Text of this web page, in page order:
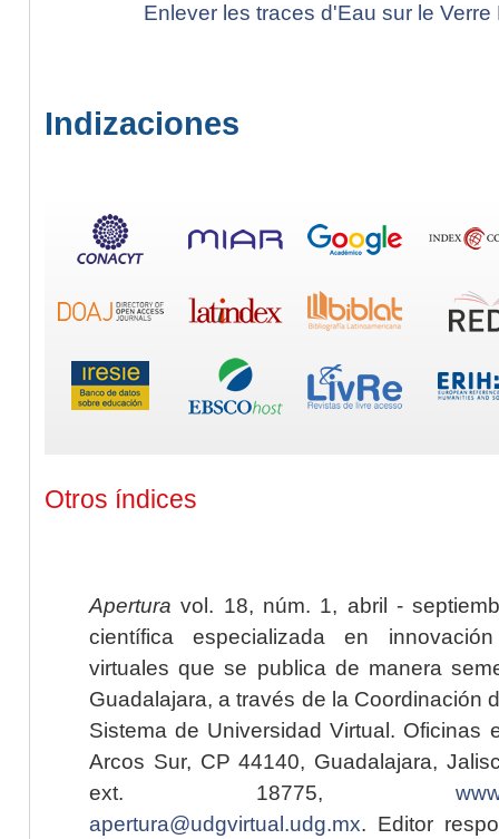
Enlever les traces d'Eau sur le
Indizaciones
Otros índices
Apertura vol. 18, núm. 1, abril -
científica especializada en
virtuales que se publica de manera
Guadalajara, a través de la Coordinación
Sistema de Universidad Virtual. Oficinas
Arcos Sur, CP 44140, Guadalajara,
ext. 18775,
apertura@udgvirtual.udg.mx. Editor